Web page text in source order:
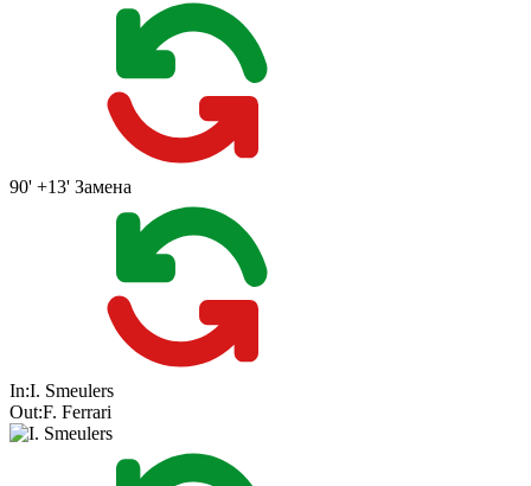
90' +13' Замена
In:I. Smeulers
Out:F. Ferrari